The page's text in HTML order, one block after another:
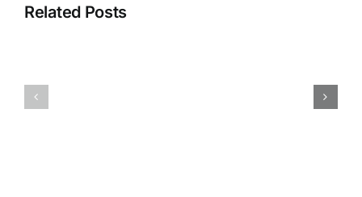
Related Posts